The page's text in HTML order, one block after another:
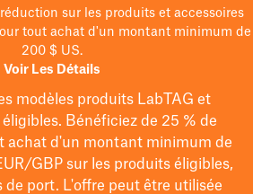
sur les produits et accessoires
tout achat d'un montant minimum de
200 $ US.
Voir Les Détails
modèles produits LabTAG et
éligibles. Bénéficiez de 25 % de
achat d'un montant minimum de
GBPsur les produits éligibles,
de port. L'offre peut être utilisée